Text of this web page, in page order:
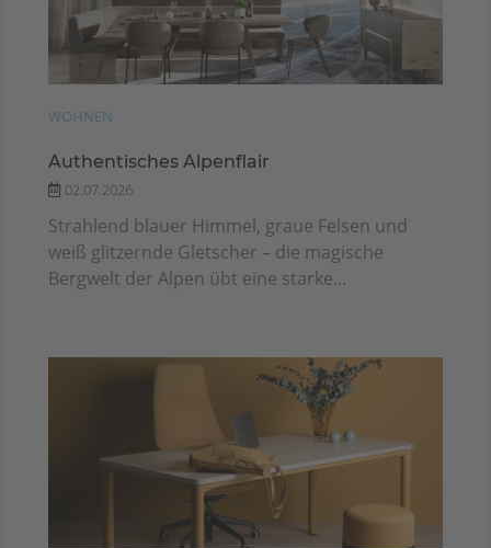
WOHNEN
Authentisches Alpenflair
02.07.2026
Strahlend blauer Himmel, graue Felsen und
weiß glitzernde Gletscher – die magische
Bergwelt der Alpen übt eine starke...